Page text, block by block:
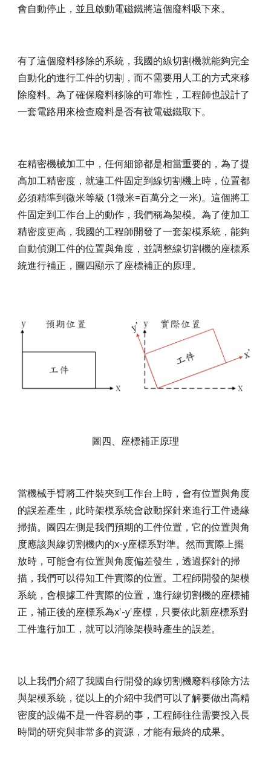
會自動停止，並且啟動電磁鐵將這個廢料吸下來。
有了這個廢料移除的系統，我國的線切割機就能夠完全
自動化的進行工件的切割，而不需要用人工的方式來移
除廢料。為了確保廢料移除的可靠性，工程師也設計了
一套電路用來檢查廢料是否有被電磁鐵取下。
在精密機械加工中，任何細節都是相當重要的，為了提
高加工精密度，就連工件固定到線切割機上時，位置都
必須精準到微米等級 (1微米=百萬分之一米)。這個將工
件固定到工作台上的動作，我們稱為架模。為了使加工
精密度更高，我國的工程師開發了一套架模系統，能夠
自動偵測工件的位置與角度，並調整線切割機的座標系
統進行補正，圖四顯示了座標補正的原理。
圖四、座標補正原理
當機械手臂將工件裝夾到工作台上時，會有位置與角度
的誤差產生，此時架模系統會啟動探針來進行工件邊緣
掃描。圖四左側是我們預期的工件位置，它的位置與角
度應該與線切割機內的x-y座標系對準。然而實際上擺
放時，可能會有位置與角度偏差發生，透過探針的掃
描，我們可以得知工件實際的位置。工程師開發的架模
系統，會根據工件實際的位置，進行線切割機的座標補
正，補正後的座標系為x'-y'座標，只要依此新座標系對
工件進行加工，就可以消除架模時產生的誤差。
以上我們介紹了我國自行開發的線切割機廢料移除方法
與架模系統，從以上的介紹中我們可以了解要做出高精
密度的設備不是一件容易的事，工程師往往需要投入長
時間的研究與非常多的資源，才能有最終的成果。